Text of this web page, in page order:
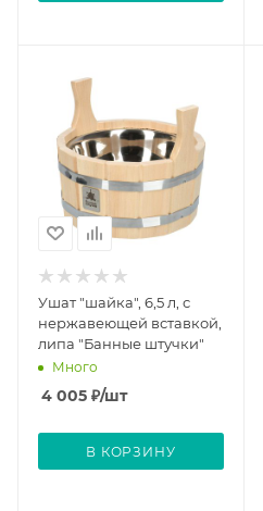
Ушат "шайка", 6,5 л, с
нержавеющей вставкой,
липа "Банные штучки"
Много
4 005 ₽/шт
В КОРЗИНУ